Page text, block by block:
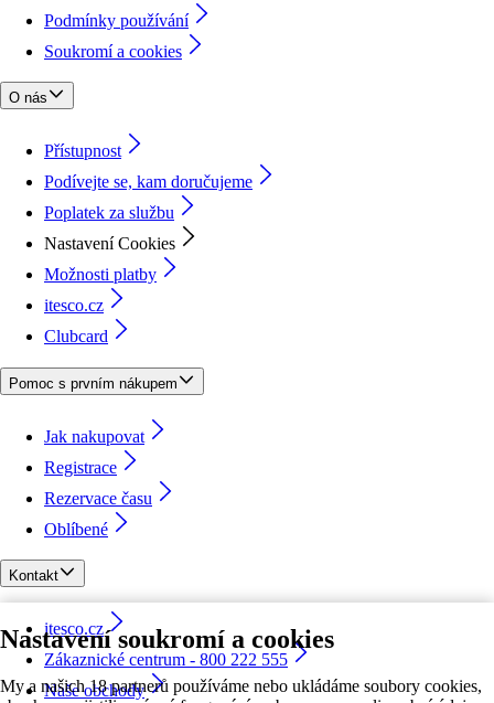
Nastavení soukromí a cookies
My a našich 18 partnerů používáme nebo ukládáme soubory cookies,
Podmínky používání
Soukromí a cookies
O nás
Přístupnost
Podívejte se, kam doručujeme
Poplatek za službu
Nastavení Cookies
Možnosti platby
itesco.cz
Clubcard
Pomoc s prvním nákupem
Jak nakupovat
Registrace
Rezervace času
Oblíbené
Kontakt
itesco.cz
Zákaznické centrum - 800 222 555
Naše obchody